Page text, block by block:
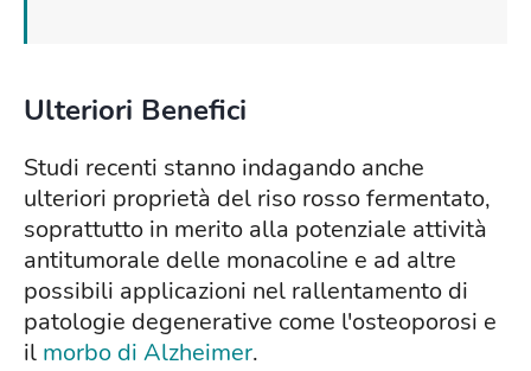
Ulteriori Benefici
Studi recenti stanno indagando anche
ulteriori proprietà del riso rosso fermentato,
soprattutto in merito alla potenziale attività
antitumorale delle monacoline e ad altre
possibili applicazioni nel rallentamento di
patologie degenerative come l'osteoporosi e
il morbo di Alzheimer.